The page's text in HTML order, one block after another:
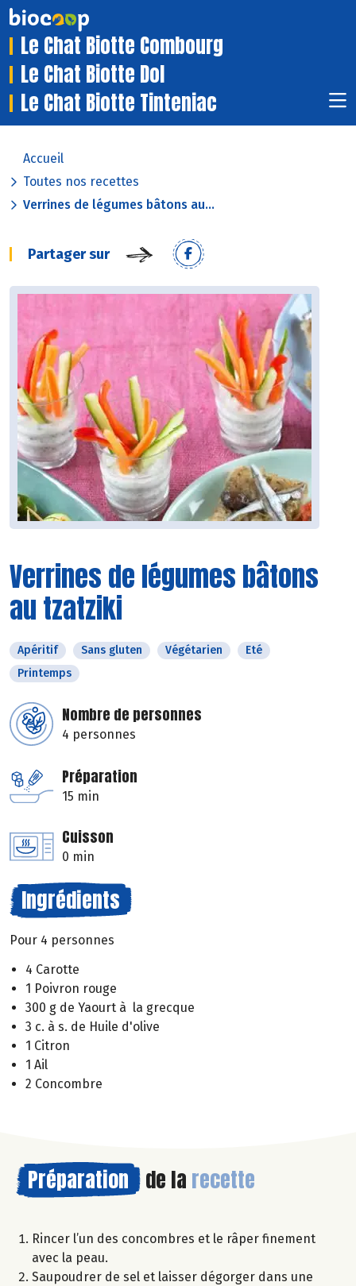
Le Chat Biotte Combourg
Le Chat Biotte Dol
Le Chat Biotte Tinteniac
Accueil
Toutes nos recettes
Verrines de légumes bâtons au...
Partager sur
Verrines de légumes bâtons
au tzatziki
Apéritif Sans gluten Végétarien
Eté
Printemps
Nombre de personnes
4 personnes
Préparation
15 min
Cuisson
0 min
Ingrédients
Pour 4 personnes
4 Carotte
1 Poivron rouge
300 g de Yaourt à la grecque
3 c. à s. de Huile d'olive
1 Citron
1 Ail
2 Concombre
Préparation de la recette
Rincer l’un des concombres et le râper finement
avec la peau.
Saupoudrer de sel et laisser dégorger dans une